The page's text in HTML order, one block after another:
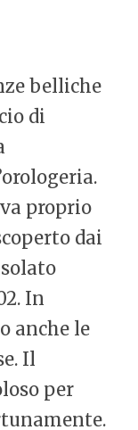
belliche
di
proprio
dai
In
anche le
Il
per